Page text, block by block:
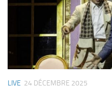
LIVE 24 DÉCEMBRE 2025